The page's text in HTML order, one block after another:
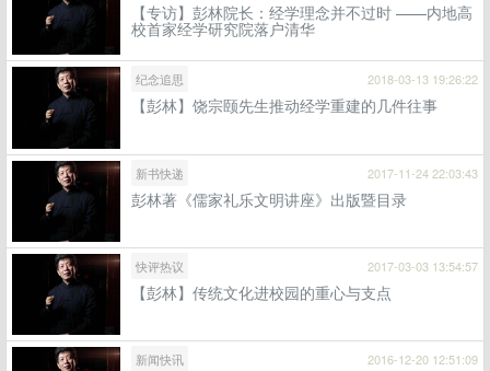
【专访】彭林院长：经学理念并不过时 ——内地高
校首家经学研究院落户清华
纪念追思 2018-03-13 19:26:22
【彭林】饶宗颐先生推动经学重建的几件往事
新书快递 2017-11-24 22:03:43
彭林著《儒家礼乐文明讲座》出版暨目录
快评热议 2017-03-03 13:54:57
【彭林】传统文化进校园的重心与支点
新闻快讯 2016-12-20 12:51:09